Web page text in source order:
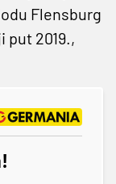
Flensburg
put 2019.,